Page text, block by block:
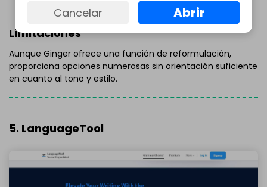
Limitaciones
Aunque Ginger ofrece una función de reformulación,
proporciona opciones numerosas sin orientación suficiente
en cuanto al tono y estilo.
5. LanguageTool
Cancelar Abrir